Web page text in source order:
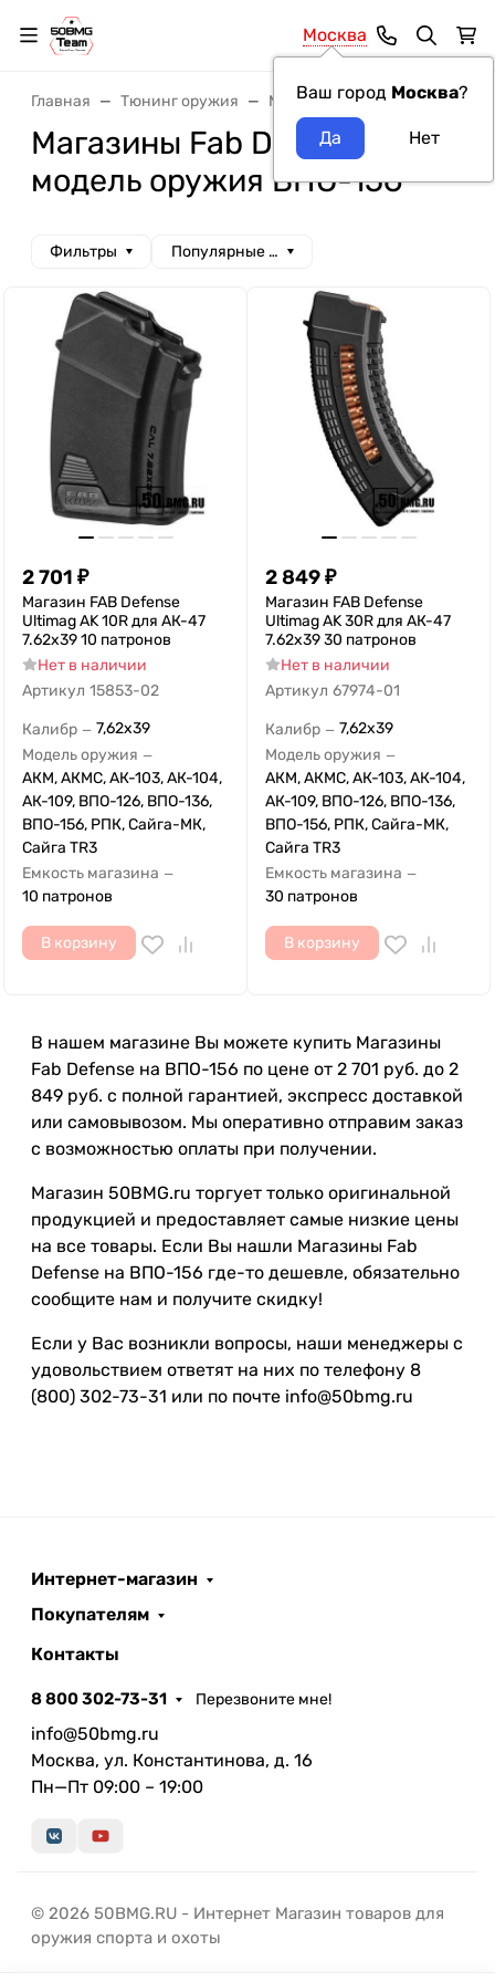
Москва
Ваш город Москва?
Главная Тюнинг оружия Магазины Магазины Fab
Магазины Fab Defense
модель оружия ВПО-156
Фильтры Популярные сначала
2 701 ₽
Магазин FAB Defense
Ultimag AK 10R для АК-47
7.62x39 10 патронов
Нет в наличии
Артикул 15853-02
Калибр — 7,62x39
Модель оружия —
АКМ, АКМС, АК-103, АК-104,
АК-109, ВПО-126, ВПО-136,
ВПО-156, РПК, Сайга-МК,
Сайга TR3
Емкость магазина —
10 патронов
В корзину
2 849₽
Магазин FAB Defense
Ultimag AK 30R для АК-47
7.62x39 30 патронов
Нет в наличии
Артикул 67974-01
Калибр — 7,62x39
Модель оружия —
АКМ, АКМС, АК-103, АК-104,
АК-109, ВПО-126, ВПО-136,
ВПО-156, РПК, Сайга-МК,
Сайга TR3
Емкость магазина —
30 патронов
В корзину
В нашем магазине Вы можете купить Магазины
Fab Defense на ВПО-156 по цене от 2 701 руб. до 2
849 руб. с полной гарантией, экспресс доставкой
или самовывозом. Мы оперативно отправим заказ
с возможностью оплаты при получении.
Магазин 50BMG.ru торгует только оригинальной
продукцией и предоставляет самые низкие цены
на все товары. Если Вы нашли Магазины Fab
Defense на ВПО-156 где-то дешевле, обязательно
сообщите нам и получите скидку!
Если у Вас возникли вопросы, наши менеджеры с
удовольствием ответят на них по телефону 8
(800) 302-73-31 или по почте info@50bmg.ru
Интернет-магазин
Покупателям
Контакты
8 800 302-73-31 Перезвоните мне!
info@50bmg.ru
Москва, ул. Константинова, д. 16
Пн—Пт 09:00 – 19:00
© 2026 50BMG.RU - Интернет Магазин товаров для
оружия спорта и охоты